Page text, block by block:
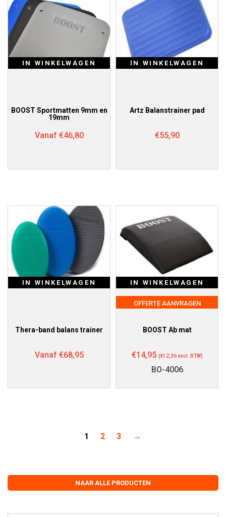
NAAR ALLE PRODUCTEN
IN WINKELWAGEN
BOOST Sportmatten 9mm en
19mm
Vanaf €46,80
IN WINKELWAGEN
Artz Balanstrainer pad
€55,90
IN WINKELWAGEN
Thera-band balans trainer
Vanaf €68,95
IN WINKELWAGEN
OFFERTE AANVRAGEN
BOOST Ab mat
€14,95 (€12,36excl. BTW)
BO-4006
1 2 3 →